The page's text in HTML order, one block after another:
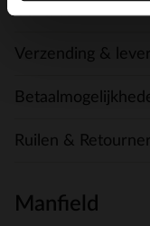
Verzending &
Ruilen &
Manfield